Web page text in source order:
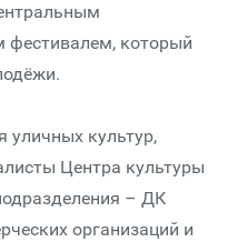
который
уличных культур,
Центра культуры
– ДК
организаций и